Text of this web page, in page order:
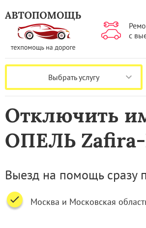
с
Выбрать услугу
Отключить
ОПЕЛЬ
Выезд на помощь сразу
Москва и Московская